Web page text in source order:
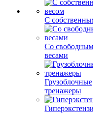
С
Со
весами
Грузоблочные
тренажеры